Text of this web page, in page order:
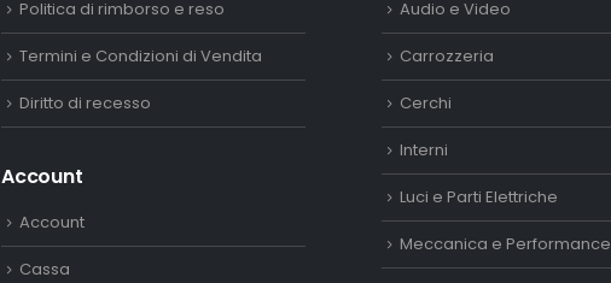
Politica di rimborso e reso
Termini e Condizioni di Vendita
Diritto di recesso
Account
Account
Cassa
Audio e Video
Carrozzeria
Cerchi
Interni
Luci e Parti Elettriche
Meccanica e Performance